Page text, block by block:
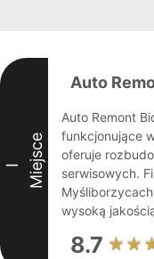
I Miejsce
Auto
Auto Remont
funkcjonujące
oferuje
serwisowych.
wysoką
8.7